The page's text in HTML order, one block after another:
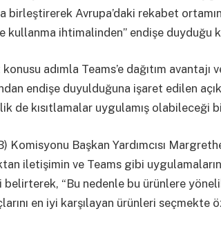
birleştirerek Avrupa’daki rekabet
kullanma ihtimalinden” endişe duyduğu
adımla Teams’e dağıtım
endişe duyulduğuna işaret edilen
de kısıtlamalar uygulamış olabileceği
Komisyonu Başkan Yardımcısı
iletişimin ve Teams gibi
“Bu nedenle bu ürünlere
en iyi karşılayan ürünleri seçmekte